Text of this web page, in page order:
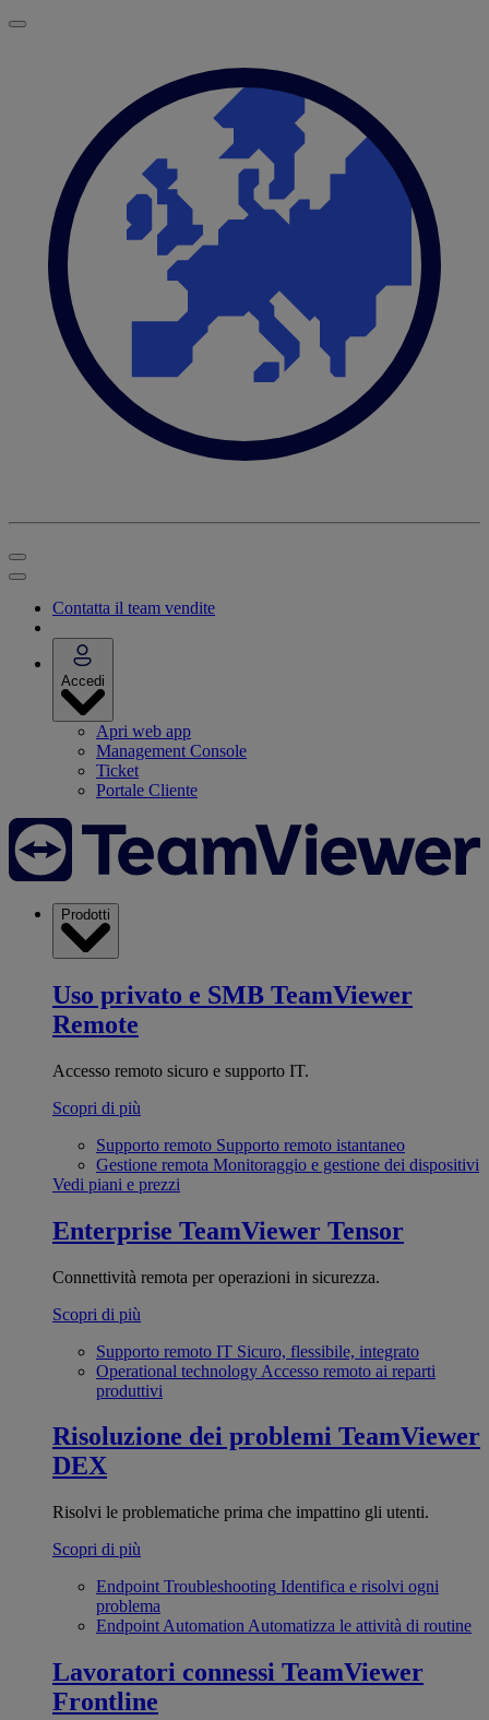
Contatta il team vendite
Accedi
Apri web app
Management Console
Ticket
Portale Cliente
Prodotti
Uso privato e SMB TeamViewer
Remote
Accesso remoto sicuro e supporto IT.
Scopri di più
Supporto remoto Supporto remoto istantaneo
Gestione remota Monitoraggio e gestione dei dispositivi
Vedi piani e prezzi
Enterprise TeamViewer Tensor
Connettività remota per operazioni in sicurezza.
Scopri di più
Supporto remoto IT Sicuro, flessibile, integrato
Operational technology Accesso remoto ai reparti
produttivi
Risoluzione dei problemi TeamViewer
DEX
Risolvi le problematiche prima che impattino gli utenti.
Scopri di più
Endpoint Troubleshooting Identifica e risolvi ogni
problema
Endpoint Automation Automatizza le attività di routine
Lavoratori connessi TeamViewer
Frontline